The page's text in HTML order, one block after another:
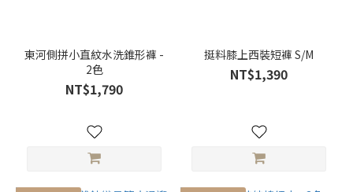
東河側拼小直紋水洗錐形褲 -
2色
NT$1,790
挺料膝上西裝短褲 S/M
NT$1,390